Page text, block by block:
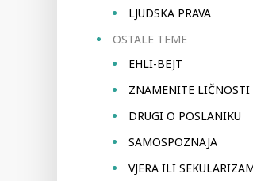
LJUDSKA PRAVA
OSTALE TEME
EHLI-BEJT
ZNAMENITE LIČNOSTI
DRUGI O POSLANIKU
SAMOSPOZNAJA
VJERA ILI